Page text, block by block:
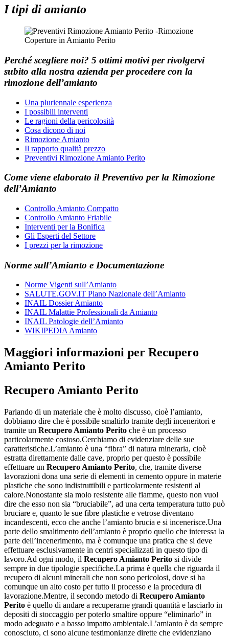
I tipi di amianto
Perché scegliere noi? 5 ottimi motivi per rivolgervi
subito alla nostra azienda per procedere con la
rimozione dell’amianto
Una pluriennale esperienza
I possibili interventi
Le ragioni della pericolosità
Cosa dicono di noi
Rimozione Amianto
Il rapporto qualità prezzo
Preventivi Rimozione Amianto Perito
Come viene elaborato ilPreventivo per la Rimozione
dell’Amianto
Controllo Amianto Compatto
Controllo Amianto Friabile
Interventi per la Bonifica
Gli Esperti del Settore
I prezzi per la rimozione
Norme sull’Amianto e Documentazione
Norme Vigenti sull’Amianto
SALUTE.GOV.IT Piano Nazionale dell’Amianto
INAIL Dossier Amianto
INAIL Malattie Professionali da Amianto
INAIL Patologie dell’Amianto
WIKIPEDIA Amianto
Maggiori informazioni per Recupero
Amianto Perito
Recupero Amianto Perito
Parlando di un materiale che è molto discusso, cioè l’amianto,
dobbiamo dire che è possibile smaltirlo tramite degli inceneritori e
tramite un Recupero Amianto Perito che è un processo
particolarmente costoso.Cerchiamo di evidenziare delle sue
caratteristiche.L’amianto è una “fibra” di natura mineraria, cioè
estratta direttamente dalle cave, proprio per questo è possibile
effettuare un Recupero Amianto Perito, che, tramite diverse
lavorazioni dona una serie di elementi in cemento oppure in materie
plastiche che sono indistruttibili e particolarmente resistenti al
calore.Nonostante sia molo resistente alle fiamme, questo non vuol
dire che esso non sia “bruciabile”, ad una certa temperatura tutto può
bruciare e, quanto le sue fibre plastiche e vetrose diventano
incandescenti, ecco che anche l’amianto brucia e si incenerisce.Una
parte dello smaltimento dell’amianto è proprio quello che interessa la
parte dell’incenerimento, ma è comunque una pratica che si deve
effettuare esclusivamente in centri specializzati in questo tipo di
lavoro.Ad ogni modo, il Recupero Amianto Perito si divide
sempre in due tipologie specifiche.La prima è quella che riguarda il
recupero di alcuni minerali che non sono pericolosi, dove si ha
comunque un alto costo per tutto il processo e la procedura di
lavorazione.Mentre, il secondo metodo di Recupero Amianto
Perito è quello di andare a recuperarne grandi quantità e lasciarlo in
depositi di stoccaggio per poterlo smaltire oppure “eliminarlo” in
modo adeguato e a basso impatto ambientale.L’amianto è da sempre
conosciuto, ci sono alcune testimonianze dirette che evidenziano